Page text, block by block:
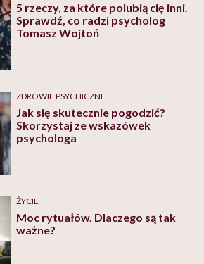
5 rzeczy, za które polubią cię inni.
Sprawdź, co radzi psycholog
Tomasz Wojtoń
ZDROWIE PSYCHICZNE
Jak się skutecznie pogodzić?
Skorzystaj ze wskazówek
psychologa
ŻYCIE
Moc rytuałów. Dlaczego są tak
ważne?